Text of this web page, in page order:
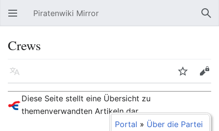
Hauptmenü öffnen Piratenwiki Mirror
Crews
Sprache Beobachten Bearbeiten
Diese Seite stellt eine Übersicht zu
themenverwandten Artikeln dar.
Portal » Über die Partei